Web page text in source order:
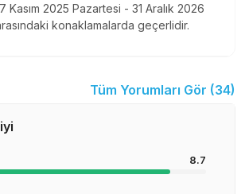
2025 Pazartesi - 31 Aralık 2026
konaklamalarda geçerlidir.
Tüm Yorumları Gör (34)
8.7